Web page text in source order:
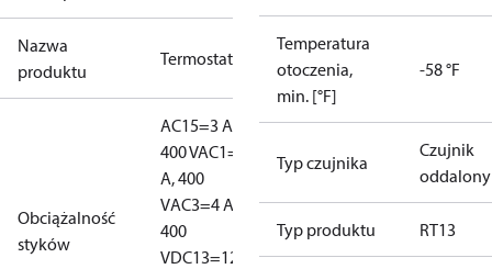
Nazwa
produktu
Termostat
Obciążalność
styków
AC15=3 A,
400 VAC1=10
A, 400
VAC3=4 A,
400
VDC13=12
Temperatura
otoczenia,
min. [°F]
-58 °F
Typ czujnika
Czujnik
oddalony
Typ produktu RT13